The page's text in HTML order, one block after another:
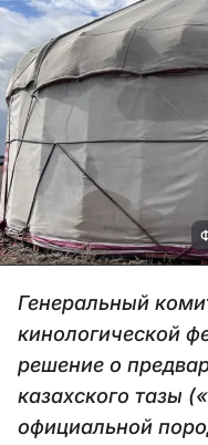
Генеральный
кинологической
решение о
казахского тазы
официальной